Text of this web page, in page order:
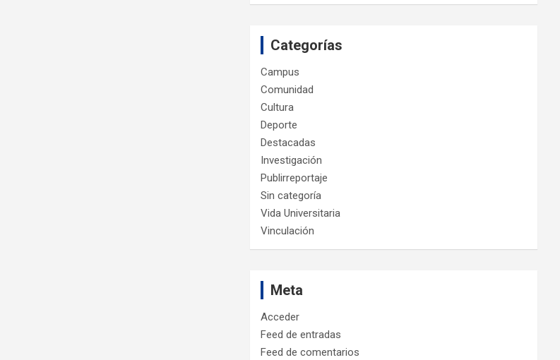
Categorías
Campus
Comunidad
Cultura
Deporte
Destacadas
Investigación
Publirreportaje
Sin categoría
Vida Universitaria
Vinculación
Meta
Acceder
Feed de entradas
Feed de comentarios